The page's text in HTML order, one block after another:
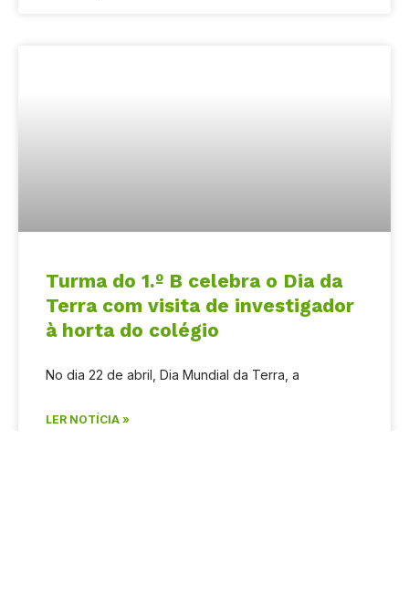
Turma do 1.º B celebra o Dia da
Terra com visita de investigador
à horta do colégio
No dia 22 de abril, Dia Mundial da Terra, a
LER NOTÍCIA »